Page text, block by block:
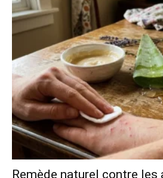
Remède naturel contre les